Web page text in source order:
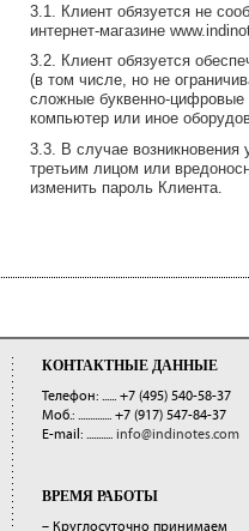
3.1. Клиент обязуется не
интернет-магазине
3.2. Клиент обязуется
(в том числе, но не
сложные буквенно-цифровые
компьютер или иное
3.3. В случае возникновения
третьим лицом или
изменить пароль Клиента.
КОНТАКТНЫЕ ДАННЫЕ
Телефон: ...... +7 (495) 540-58-37
Моб.: .............. +7 (917) 547-84-37
E-mail: ........... info@indinotes.com
ВРЕМЯ РАБОТЫ
– Круглосуточно принимаем